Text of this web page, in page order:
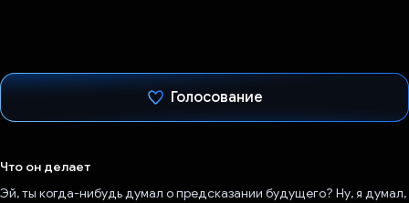
Голосование
Что он делает
Эй, ты когда-нибудь думал о предсказании будущего? Ну, я думал,